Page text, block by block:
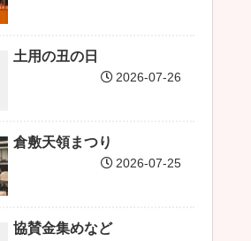
土用の丑の日
2026-07-26
倉敷天領まつり
2026-07-25
協賛金集めなど